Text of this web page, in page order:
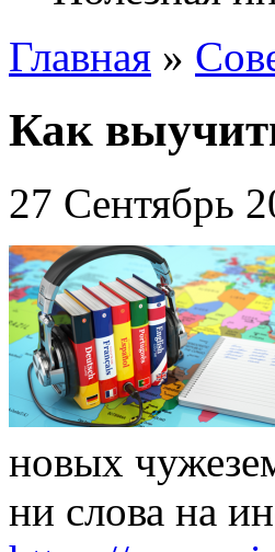
Главная »
Как
27 Сентябрь
новых
ни слова на